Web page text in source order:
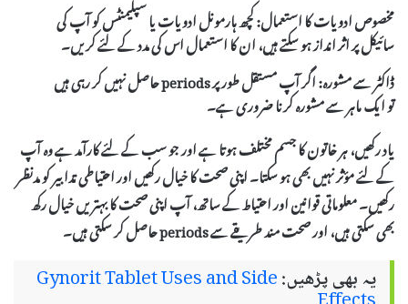
مخصوص ادویات کا استعمال:کچھ ہارمونل ادویات یا سپلیمنٹس کو آپ کی
سائیکل پر اثر انداز ہو سکتے ہیں، ان کا استعمال اس کی مدد کے لئے کریں۔
ڈاکٹر سے مشورہ:
اگر آپ مستقل طور پر periods حاصل نہیں کر رہی ہیں
تو ایک ماہر سے مشورہ کرنا ضروری ہے۔
یاد رکھیں، ہر خاتون کا جسم مختلف ہوتا ہے اور جو سب کے لئے کارآمد ہے وہ آپ
کے لئے مؤثر نہیں بھی ہو سکتا۔ اپنی صحت کا خیال رکھیں اور احتیاطی تدابیر کو مدنظر
رکھیں۔ معلوماتی قوانین اور احتیاط کے ساتھ، آپ اپنی صحت کا بہتریں خیال رکھ
بھی سکتی ہیں، اور صحت مند طریقے سے periods حاصل کر سکتی ہیں۔
یہ بھی پڑھیں:Gynorit Tablet Uses and Side